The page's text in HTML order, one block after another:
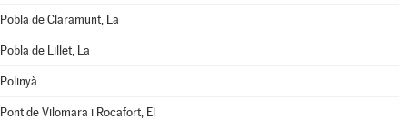
Pobla de Claramunt, La
Pobla de Lillet, La
Polinyà
Pont de Vilomara i Rocafort, El